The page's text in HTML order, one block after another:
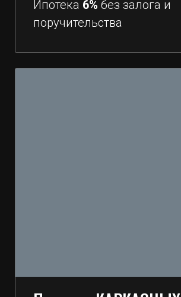
Ипотека 6% без залога и
поручительства